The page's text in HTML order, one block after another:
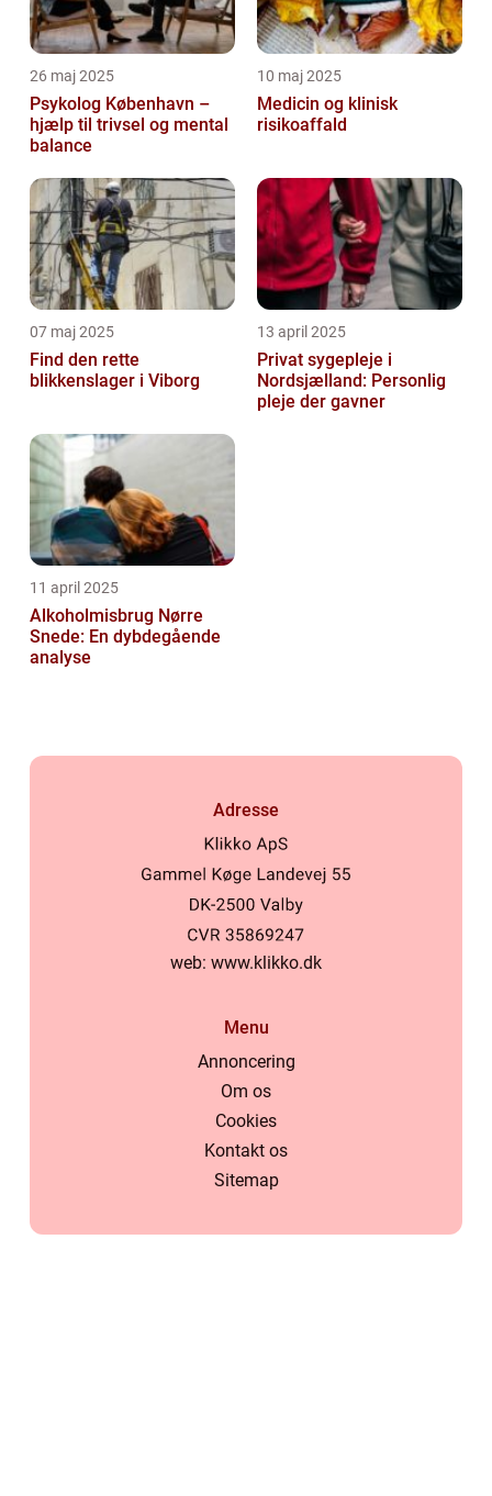
26 maj 2025
Psykolog København –
hjælp til trivsel og mental
balance
10 maj 2025
Medicin og klinisk
risikoaffald
07 maj 2025
Find den rette
blikkenslager i Viborg
13 april 2025
Privat sygepleje i
Nordsjælland: Personlig
pleje der gavner
11 april 2025
Alkoholmisbrug Nørre
Snede: En dybdegående
analyse
Adresse
web: www.klikko.dk
Menu
Annoncering
Om os
Cookies
Kontakt os
Sitemap